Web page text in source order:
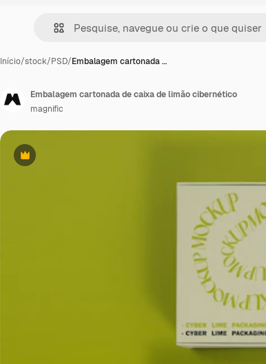
Início/stock/PSD/Embalagem cartonada …
Premium
Embalagem cartonada de caixa de limão cibernético
magnific